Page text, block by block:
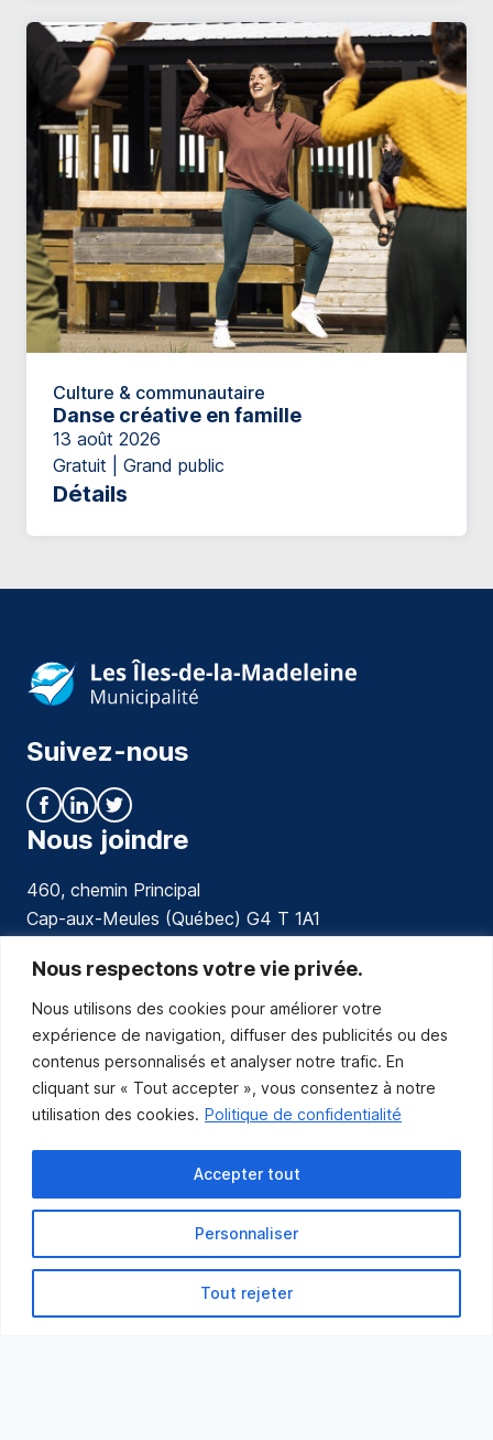
Nous respectons votre vie privée.
Nous utilisons des cookies pour améliorer votre
expérience de navigation, diffuser des publicités ou des
contenus personnalisés et analyser notre trafic. En
cliquant sur « Tout accepter », vous consentez à notre
utilisation des cookies. Politique de confidentialité
Personnaliser
Tout rejeter
Accepter tout
Culture & communautaire
Danse créative en famille
13 août 2026
Gratuit | Grand public
Détails
Suivez-nous
Nous joindre
460, chemin Principal
Cap-aux-Meules (Québec) G4 T 1A1
communications@muniles.ca
418 986-3100
Composez le 1 en tout temps pour toutes urgences.
Abonnez-vous
Abonnez-vous pour recevoir les nouvelles
de la Municipalité par courriel.